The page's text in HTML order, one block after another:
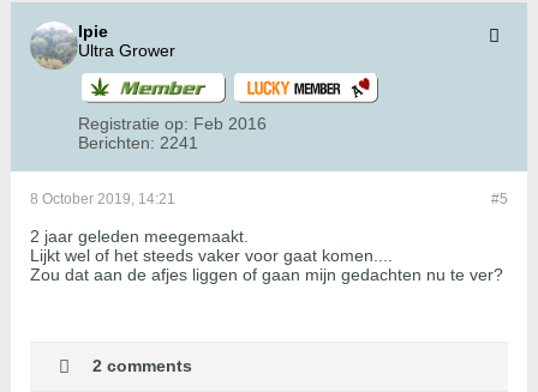
Ipie
Ultra Grower
Registratie op: Feb 2016
Berichten: 2241
#5
8 October 2019, 14:21
2 jaar geleden meegemaakt.
Lijkt wel of het steeds vaker voor gaat komen....
Zou dat aan de afjes liggen of gaan mijn gedachten nu te ver?
2 comments